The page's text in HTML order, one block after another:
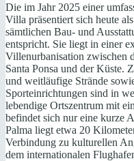
Die im Jahr 2025 einer
Villa präsentiert sich heute
sämtlichen Bau- und
entspricht. Sie liegt in einer
Villenurbanisation zwischen
Santa Ponsa und der Küste.
und weitläufige Strände
Sporteinrichtungen sind in
lebendige Ortszentrum mit
befindet sich nur eine kurze
Palma liegt etwa 20
Verbindung zu kulturellen
dem internationalen